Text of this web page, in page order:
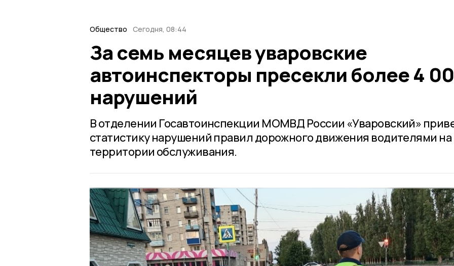
Общество Сегодня, 08:44
За семь месяцев уваровские
автоинспекторы пресекли более 4
нарушений
В отделении Госавтоинспекции МОМВД России «Уваровский»
статистику нарушений правил дорожного движения водителями на
территории обслуживания.